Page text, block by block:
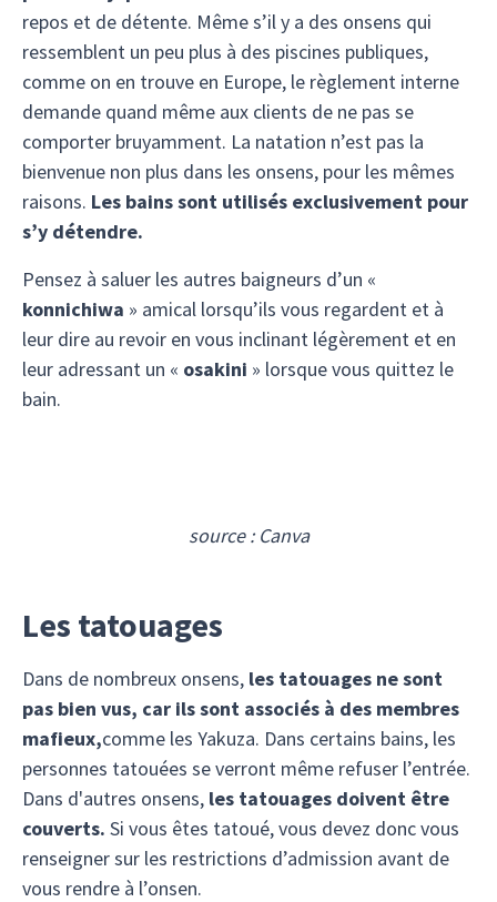
repos et de détente. Même s’il y a des onsens qui
ressemblent un peu plus à des piscines publiques,
comme on en trouve en Europe, le règlement interne
demande quand même aux clients de ne pas se
comporter bruyamment. La natation n’est pas la
bienvenue non plus dans les onsens, pour les mêmes
raisons. Les bains sont utilisés exclusivement pour
s’y détendre.
Pensez à saluer les autres baigneurs d’un «
konnichiwa » amical lorsqu’ils vous regardent et à
leur dire au revoir en vous inclinant légèrement et en
leur adressant un « osakini » lorsque vous quittez le
bain.
source : Canva
Les tatouages
Dans de nombreux onsens, les tatouages ne sont
pas bien vus, car ils sont associés à des membres
mafieux,comme les Yakuza. Dans certains bains, les
personnes tatouées se verront même refuser l’entrée.
Dans d'autres onsens, les tatouages doivent être
couverts. Si vous êtes tatoué, vous devez donc vous
renseigner sur les restrictions d’admission avant de
vous rendre à l’onsen.